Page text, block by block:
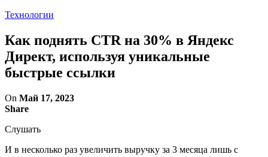
Технологии
Как поднять CTR на 30% в Яндекс
Директ, используя уникальные
быстрые ссылки
On Май 17, 2023
Share
Слушать
И в несколько раз увеличить выручку за 3 месяца лишь с